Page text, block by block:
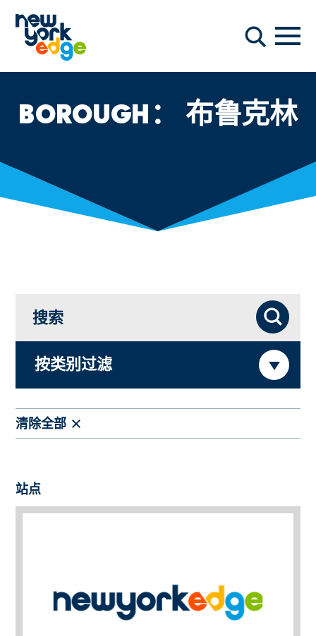
搜索
导航
BOROUGH： 布鲁克林
按类别过滤
搜索 搜索
清除全部
站点